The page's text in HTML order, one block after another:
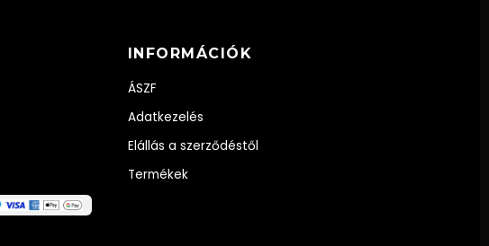
INFORMÁCIÓK
ÁSZF
Adatkezelés
Elállás a szerződéstől
Termékek